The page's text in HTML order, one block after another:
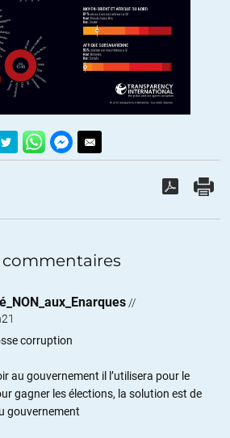
//
corruption
au gouvernement il l’utilisera pour le
gagner les élections, la solution est de
gouvernement